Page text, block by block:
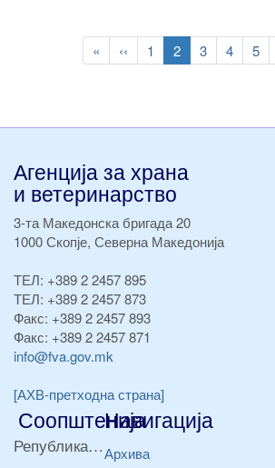
Pagination
First
page
«
Previous
page
‹‹ Page
1
Current
page
2 Page
3 Page
4 5
Агенција за храна
и ветеринарство
3-та Македонска бригада 20
1000 Скопје, Северна Македонија
ТЕЛ: +389 2 2457 895
ТЕЛ: +389 2 2457 873
Факс: +389 2 2457 893
Факс: +389 2 2457 871
info@fva.gov.mk
[АХВ-претходна страна]
Соопштенија
Република Бугарија ги засили официјалните контроли при увоз на свежо овошје и зеленчук
Навигација
Архива